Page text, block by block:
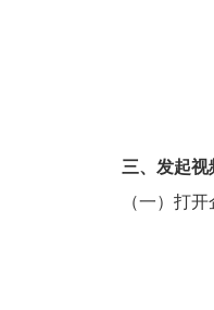
三、发起视
（一）打开